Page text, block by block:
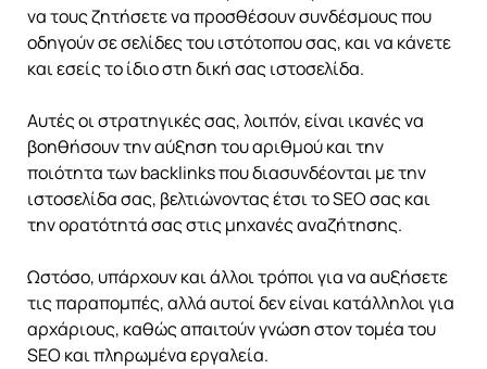
να τους ζητήσετε να προσθέσουν συνδέσμους που
οδηγούν σε σελίδες του ιστότοπου σας, και να κάνετε
και εσείς το ίδιο στη δική σας ιστοσελίδα.
Αυτές οι στρατηγικές σας, λοιπόν, είναι ικανές να
βοηθήσουν την αύξηση του αριθμού και την
ποιότητα των backlinks που διασυνδέονται με την
ιστοσελίδα σας, βελτιώνοντας έτσι το SEO σας και
την ορατότητά σας στις μηχανές αναζήτησης.
Ωστόσο, υπάρχουν και άλλοι τρόποι για να αυξήσετε
τις παραπομπές, αλλά αυτοί δεν είναι κατάλληλοι για
αρχάριους, καθώς απαιτούν γνώση στον τομέα του
SEO και πληρωμένα εργαλεία.